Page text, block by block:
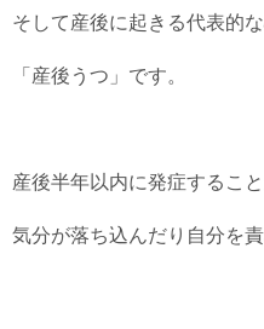
そして産後に起きる代表的な
「産後うつ」です。
産後半年以内に発症すること
気分が落ち込んだり自分を